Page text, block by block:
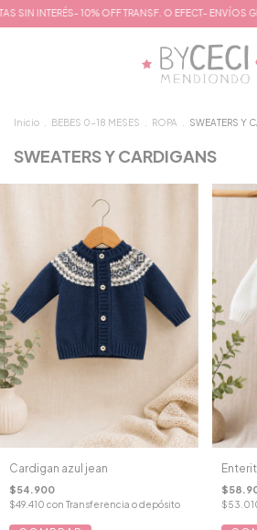
TRANSF. O EFECT- ENVÍOS GRATIS A PARTIR DE
Inicio BEBES 0-18 MESES ROPA SWEATERS Y
SWEATERS Y CARDIGANS
Cardigan azul jean
$54.900
$49.410 con Transferencia o depósito